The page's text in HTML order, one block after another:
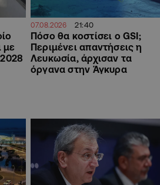
με
07.08.2026 21:40
Πόσο θα κοστίσει ο GSI;
Περιμένει απαντήσεις η
Λευκωσία, άρχισαν τα
όργανα στην Άγκυρα